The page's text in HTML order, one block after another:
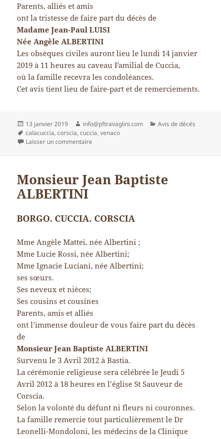
Parents, alliés et amis
ont la tristesse de faire part du décès de
Madame Jean-Paul LUISI
Née Angèle ALBERTINI
Les obsèques civiles auront lieu le lundi 14 janvier
2019 à 11 heures au caveau Familial de Cuccia,
où la famille recevra les condoléances.
Cet avis tient lieu de faire-part et de remerciements.
Publié
le
13 janvier 2019 Auteur
info@pftravaglini.com Catégories
Avis de décés
Mots-
clés
calacuccia,corscia,cuccia,venaco
Laisser un commentaire
Monsieur Jean Baptiste
ALBERTINI
BORGO. CUCCIA. CORSCIA
Mme Angèle Mattei, née Albertini ;
Mme Lucie Rossi, née Albertini;
Mme Ignacie Luciani, née Albertini;
ses sœurs.
Ses neveux et nièces;
Ses cousins et cousines
Parents, amis et alliés
ont l’immense douleur de vous faire part du décès
de
Monsieur Jean Baptiste ALBERTINI
Survenu le 3 Avril 2012 à Bastia.
La cérémonie religieuse sera célébrée le Jeudi 5
Avril 2012 à 18 heures en l’église St Sauveur de
Corscia.
Selon la volonté du défunt ni fleurs ni couronnes.
La famille remercie tout particulièrement le Dr
Leonelli-Mondoloni, les médecins de la Clinique